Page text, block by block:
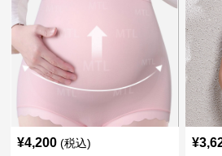
¥4,200 (税込) ¥